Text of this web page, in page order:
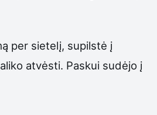
per sietelį, supilstė į
atvėsti. Paskui sudėjo į